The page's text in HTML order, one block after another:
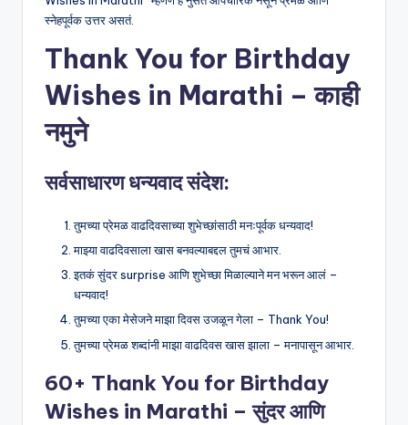
स्नेहपूर्वक उत्तर असतं.
Thank You for Birthday
Wishes in Marathi – काही
नमुने
सर्वसाधारण धन्यवाद संदेश:
तुमच्या प्रेमळ वाढदिवसाच्या शुभेच्छांसाठी मनःपूर्वक धन्यवाद!
माझ्या वाढदिवसाला खास बनवल्याबद्दल तुमचं आभार.
इतकं सुंदर surprise आणि शुभेच्छा मिळाल्याने मन भरून आलं –
धन्यवाद!
तुमच्या एका मेसेजने माझा दिवस उजळून गेला – Thank You!
तुमच्या प्रेमळ शब्दांनी माझा वाढदिवस खास झाला – मनापासून आभार.
60+ Thank You for Birthday
Wishes in Marathi – सुंदर आणि